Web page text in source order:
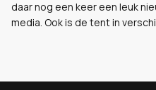
daar nog een keer een leuk
media. Ook is de tent in